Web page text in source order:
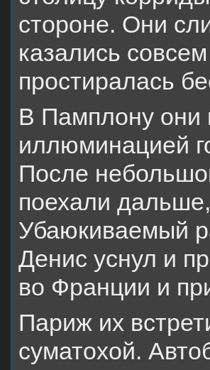
стороне. Они
казались
простиралась
В Памплону они
иллюминацией
После
поехали
Убаюкиваемый
Денис уснул и
во Франции и
Париж их
суматохой.